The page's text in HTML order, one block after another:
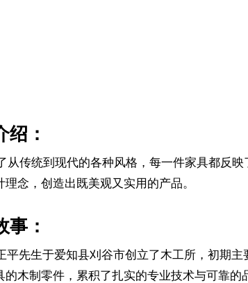
：
从传统到现代的各种风格，每一件家具都反
念，创造出既美观又实用的产品。
：
平先生于爱知县刈谷市创立了木工所，初期
木制零件，累积了扎实的专业技术与可靠的